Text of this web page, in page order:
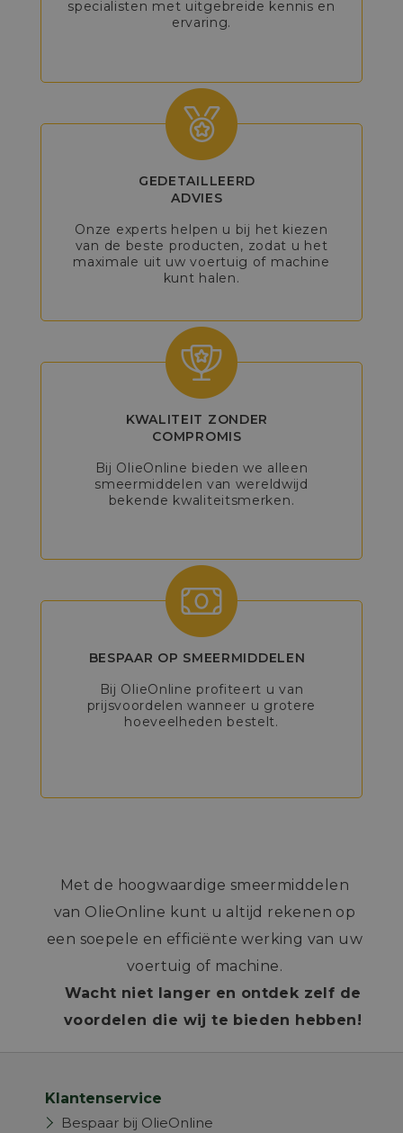
specialisten met uitgebreide kennis en
ervaring.
GEDETAILLEERD
ADVIES
Onze experts helpen u bij het kiezen
van de beste producten, zodat u het
maximale uit uw voertuig of machine
kunt halen.
KWALITEIT ZONDER
COMPROMIS
Bij OlieOnline bieden we alleen
smeermiddelen van wereldwijd
bekende kwaliteitsmerken.
BESPAAR OP SMEERMIDDELEN
Bij OlieOnline profiteert u van
prijsvoordelen wanneer u grotere
hoeveelheden bestelt.
Met de hoogwaardige smeermiddelen
van OlieOnline kunt u altijd rekenen op
een soepele en efficiënte werking van uw
voertuig of machine.
Wacht niet langer en ontdek zelf de
voordelen die wij te bieden hebben!
Klantenservice
Bespaar bij OlieOnline